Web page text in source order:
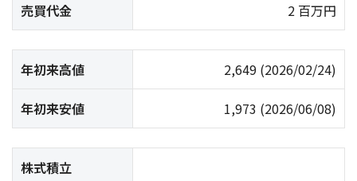
売買代金 2 百万円
年初来高値 2,649 (2026/02/24)
年初来安値 1,973 (2026/06/08)
株式積立